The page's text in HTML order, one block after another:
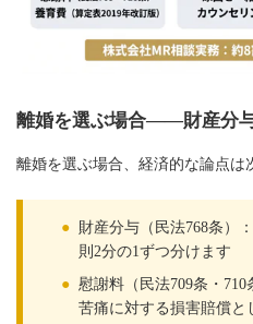
離婚を選ぶ場合——財産分
離婚を選ぶ場合、経済的な論点は
● 財産分与（民法768条）
則2分の1ずつ分けます
● 慰謝料（民法709条・
苦痛に対する損害賠償と